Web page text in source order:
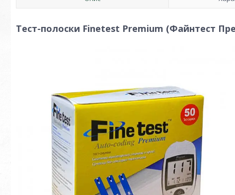
Тест-полоски Finetest Premium (Файнтест